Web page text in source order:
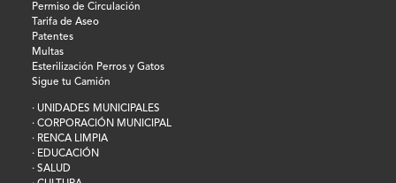
Permiso de Circulación
Tarifa de Aseo
Patentes
Multas
Esterilización Perros y Gatos
Sigue tu Camión
· UNIDADES MUNICIPALES
· CORPORACIÓN MUNICIPAL
· RENCA LIMPIA
· EDUCACIÓN
· SALUD